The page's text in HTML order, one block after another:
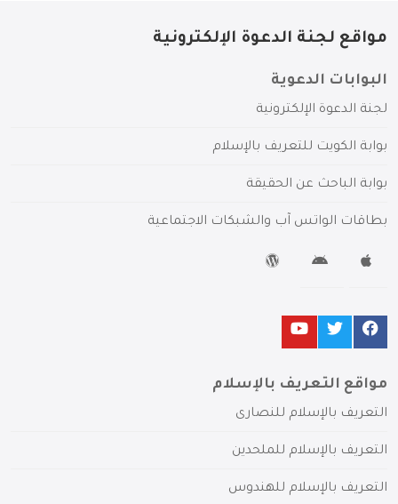
مواقع لجنة الدعوة الإلكترونية
البوابات الدعوية
لجنة الدعوة الإلكترونية
بوابة الكويت للتعريف بالإسلام
بوابة الباحث عن الحقيقة
بطاقات الواتس آب والشبكات الاجتماعية
مواقع التعريف بالإسلام
التعريف بالإسلام للنصارى
التعريف بالإسلام للملحدين
التعريف بالإسلام للهندوس